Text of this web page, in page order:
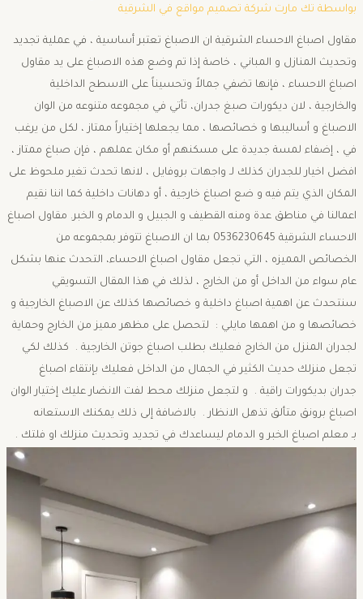
بواسطة تك مارت شركة تصميم مواقع في الشرقية
مقاول اصباغ الاحساء الشرقية ان الاصباغ تعتبر أساسية ، في عملية تجديد
وتحديث المنازل و المباني ، خاصة إذا تم وضع هذه الاصباغ على يد مقاول
اصباغ الاحساء ، فإنها تضفي جمالاً وتحسيناً على الاسطح الداخلية
والخارجية ، لان ديكورات صبغ جدران، تأتي في مجموعه متنوعه من الوان
الاصباغ و أساليبها و خصائصها ، مما يجعلها إختياراً ممتاز ، لكل من يرغب
في ، إضفاء لمسة جديدة على مسكنهم أو مكان عملهم ، فإن صباغ ممتاز ،
افضل اخيار للجدران كذلك لـ واجهات بروفايل ، لانها تحدث تغير ملحوظ على
المكان الذي يتم فيه و ضع اصباغ خارجية ، أو دهانات داخلية كما اننا نقيم
اعمالنا في مناطق عدة ومنه القطيف و الجبيل و الدمام و الخبر. مقاول اصباغ
الاحساء الشرقية 0536230645 بما ان الاصباغ تتوفر بمجموعه من
الخصائص المميزه ، التي تجعل مقاول اصباغ الاحساء، التحدث عنها بشكل
عام سواء من الداخل أو من الخارج ، لذلك في هذا المقال التسويقي
سنتحدث عن اهمية اصباغ داخلية و خصائصها كذلك عن الاصباغ الخارجية و
خصائصها و من اهمها مايلي : لتحصل على مظهر مميز من الخارج وحماية
لجدران المنزل من الخارج فعليك بطلب اصباغ جوتن الخارجية . كذلك لكي
تجعل منزلك حديث الكثير في الجمال من الداخل فعليك بإنتقاء اصباغ
جدران بديكورات راقية . و لتجعل منزلك محط لفت الانضار عليك إختيار الوان
اصباغ برونق متألق تذهل الانظار . بالاضافة إلى ذلك يمكنك الاستعانه
بـ معلم اصباغ الخبر و الدمام ليساعدك في تجديد وتحديث منزلك او فلتك .